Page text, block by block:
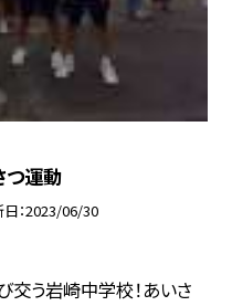
運動
日 2023/06/30
交う岩崎中学校！あいさ